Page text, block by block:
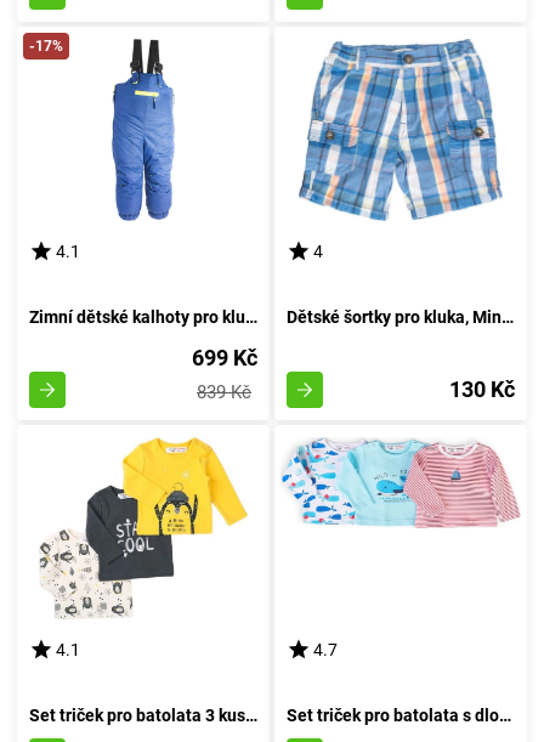
-17%
4.1
Zimní dětské kalhoty pro kluky, Pidilidi, PD1083-04, azurová - velikost 98 | 3 roky
699 Kč
839 Kč
4
Dětské šortky pro kluka, Minoti, pug 5, velikost 92/98 | 2-3 roky
130 Kč
4.1
Set triček pro batolata 3 kusy, Minoti, Objetí 8, chlapec - 74/80 | 9-12 měsíců
4.7
Set triček pro batolata s dlouhými rukávy 3ks, Minoti, Ship 8, chlapec - 74/80 | 9-12m